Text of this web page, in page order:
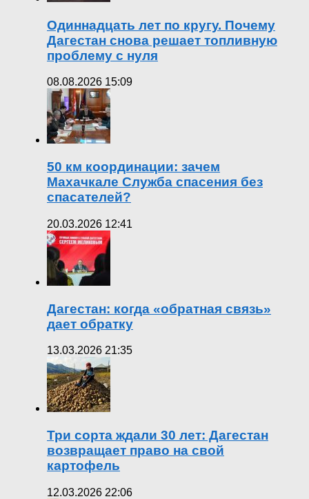
Одиннадцать лет по кругу. Почему
Дагестан снова решает топливную
проблему с нуля
08.08.2026 15:09
50 км координации: зачем
Махачкале Служба спасения без
спасателей?
20.03.2026 12:41
Дагестан: когда «обратная связь»
дает обратку
13.03.2026 21:35
Три сорта ждали 30 лет: Дагестан
возвращает право на свой
картофель
12.03.2026 22:06